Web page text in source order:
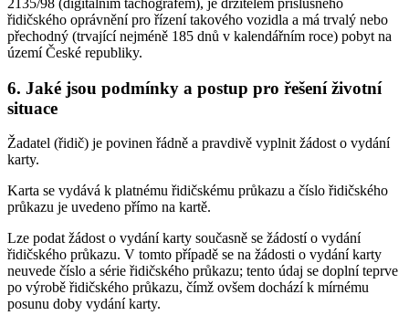
2135/98 (digitálním tachografem), je držitelem příslušného
řidičského oprávnění pro řízení takového vozidla a má trvalý nebo
přechodný (trvající nejméně 185 dnů v kalendářním roce) pobyt na
území České republiky.
6. Jaké jsou podmínky a postup pro řešení životní
situace
Žadatel (řidič) je povinen řádně a pravdivě vyplnit žádost o vydání
karty.
Karta se vydává k platnému řidičskému průkazu a číslo řidičského
průkazu je uvedeno přímo na kartě.
Lze podat žádost o vydání karty současně se žádostí o vydání
řidičského průkazu. V tomto případě se na žádosti o vydání karty
neuvede číslo a série řidičského průkazu; tento údaj se doplní teprve
po výrobě řidičského průkazu, čímž ovšem dochází k mírnému
posunu doby vydání karty.